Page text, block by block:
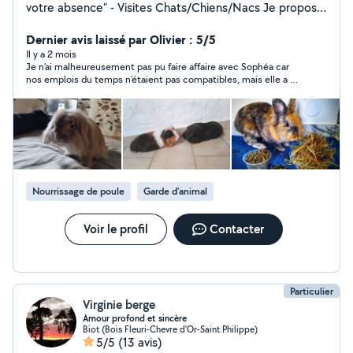
votre absence" - Visites Chats/Chiens/Nacs Je propose
boules de poils. Week-end, Vacances, Journées de
travail intense, je m'adapte en fonction de votre emploi
du temps. Une première rencontre peut-être effectuée
avec remise de clés. Si vous n'avez pas le temps, une
vidéo peut-être être une solution afin de me montrer
comment fonctionne votre appartement ou maison
avec boîte à clés ou autre solution. Au plaisir de prendre
soin de votre compagnon !
Dernier avis laissé par Olivier : 5/5
Il y a 2 mois
Je n'ai malheureusement pas pu faire affaire avec Sophéa car
nos emplois du temps n'étaient pas compatibles, mais elle a de
mon besoin. Je la recommande pour son sérieux et sa
gentillesse !
Nourrissage de poule Garde d’animal
Voir le profil Contacter
Particulier
Virginie berge
Amour profond et sincère
Biot (Bois Fleuri-Chevre d'Or-Saint Philippe)
5/5 (13 avis)